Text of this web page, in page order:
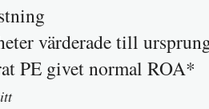
värderade till
PE givet